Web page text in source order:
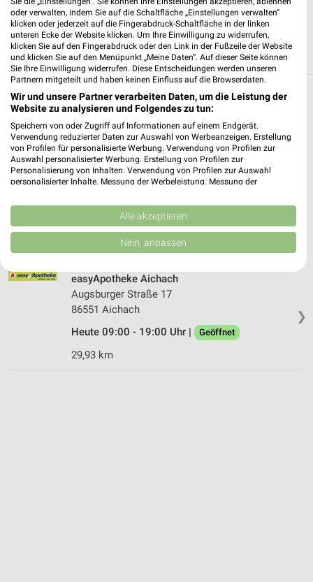
Filialen in der Umgebung
2 Filialen
easyApotheke Donauwörth
Dillinger Straße 22-34
Heute 08:30 - 19:30 Uhr |
❯
easyApotheke Aichach
Augsburger Straße 17
86551 Aichach
Heute 09:00 - 19:00 Uhr |
Geöffnet
29,93 km
oder verwalten, indem Sie auf die Schaltfläche „Einstellungen verwalten“
klicken oder jederzeit auf die Fingerabdruck-Schaltfläche in der linken
unteren Ecke der Website klicken. Um Ihre Einwilligung zu widerrufen,
klicken Sie auf den Fingerabdruck oder den Link in der Fußzeile der Website
und klicken Sie auf den Menüpunkt „Meine Daten“. Auf dieser Seite können
Sie Ihre Einwilligung widerrufen. Diese Entscheidungen werden unseren
Partnern mitgeteilt und haben keinen Einfluss auf die Browserdaten.
Wir und unsere Partner verarbeiten Daten, um die Leistung der
Website zu analysieren und Folgendes zu tun:
Speichern von oder Zugriff auf Informationen auf einem Endgerät.
Verwendung reduzierter Daten zur Auswahl von Werbeanzeigen. Erstellung
von Profilen für personalisierte Werbung. Verwendung von Profilen zur
Auswahl personalisierter Werbung. Erstellung von Profilen zur
Personalisierung von Inhalten. Verwendung von Profilen zur Auswahl
personalisierter Inhalte. Messung der Werbeleistung. Messung der
Kombinationen von Daten aus verschiedenen Quellen. Entwicklung und
Verbesserung der Angebote. Verwendung reduzierter Daten zur Auswahl
von Inhalten.
Daten können außerhalb der Europäischen Union weitergegeben und in die
Website/App.
Partnerliste anzeigen (1 IAB-Anbieter)
Wir nutzen Ihre Daten für folgende Zwecke:
IAB-Verarbeitungszwecke:
Speichern von oder Zugriff auf Informationen
auf einem Endgerät
Alle akzeptieren
Nein, anpassen